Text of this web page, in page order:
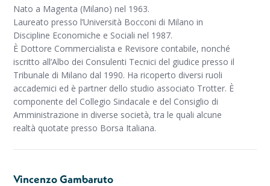
Nato a Magenta (Milano) nel 1963.
Laureato presso l’Università Bocconi di Milano in
Discipline Economiche e Sociali nel 1987.
È Dottore Commercialista e Revisore contabile, nonché
iscritto all’Albo dei Consulenti Tecnici del giudice presso il
Tribunale di Milano dal 1990. Ha ricoperto diversi ruoli
accademici ed è partner dello studio associato Trotter. È
componente del Collegio Sindacale e del Consiglio di
Amministrazione in diverse società, tra le quali alcune
realtà quotate presso Borsa Italiana.
Vincenzo Gambaruto